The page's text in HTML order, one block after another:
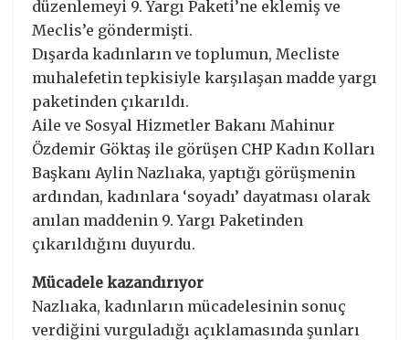
düzenlemeyi 9. Yargı Paketi’ne eklemiş ve
Meclis’e göndermişti.
Dışarda kadınların ve toplumun, Mecliste
muhalefetin tepkisiyle karşılaşan madde yargı
paketinden çıkarıldı.
Aile ve Sosyal Hizmetler Bakanı Mahinur
Özdemir Göktaş ile görüşen CHP Kadın Kolları
Başkanı Aylin Nazlıaka, yaptığı görüşmenin
ardından, kadınlara ‘soyadı’ dayatması olarak
anılan maddenin 9. Yargı Paketinden
çıkarıldığını duyurdu.
Mücadele kazandırıyor
Nazlıaka, kadınların mücadelesinin sonuç
verdiğini vurguladığı açıklamasında şunları